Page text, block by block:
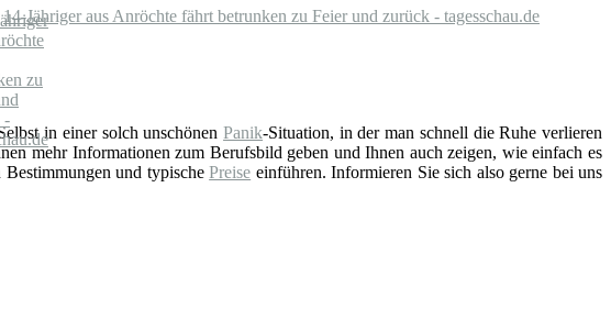
14-Jähriger aus Anröchte fährt betrunken zu Feier und zurück - tagesschau.de
in einer solch unschönenPanik-Situation, in der man schnell die Ruhe verlieren
mehr Informationen zum Berufsbild geben und Ihnen auch zeigen, wie einfach es
Bestimmungen und typischePreise einführen. Informieren Sie sich also gerne bei uns